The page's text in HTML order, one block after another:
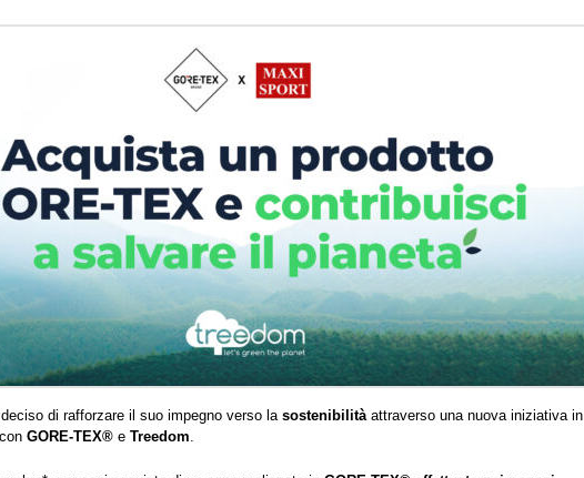
deciso di rafforzare il suo impegno verso la sostenibilitàattraverso una nuova iniziativa in
GORE-TEX® e Treedom.